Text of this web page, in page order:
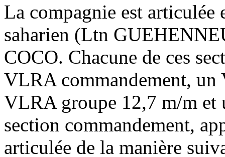
La compagnie est articulée
saharien (Ltn
COCO. Chacune de ces
VLRA commandement,
VLRA groupe 12,7 m/m
section commandement,
articulée de la manière